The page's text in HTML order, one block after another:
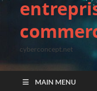
cyberconcept.net
MAIN MENU